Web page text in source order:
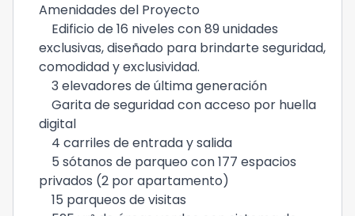
Amenidades del Proyecto
Edificio de 16 niveles con 89 unidades
exclusivas, diseñado para brindarteseguridad,
comodidad y exclusividad.
3 elevadores de última generación
Garita de seguridad con acceso por huella
digital
4 carriles de entrada y salida
5 sótanos de parqueo con 177 espacios
privados (2 por apartamento)
15 parqueos de visitas